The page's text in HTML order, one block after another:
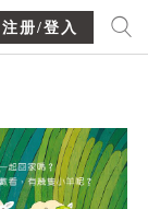
注册/登入